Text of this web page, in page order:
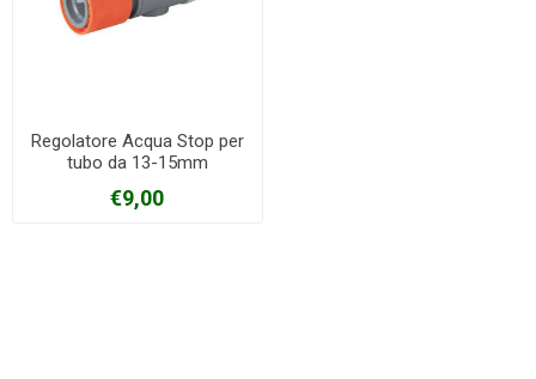
Regolatore Acqua Stop per
tubo da 13-15mm
€9,00